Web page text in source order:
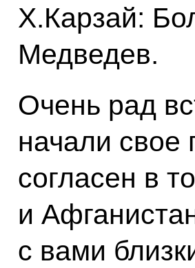
Х.Карзай:
Медведев.
Очень рад
начали свое
согласен в
и
с вами